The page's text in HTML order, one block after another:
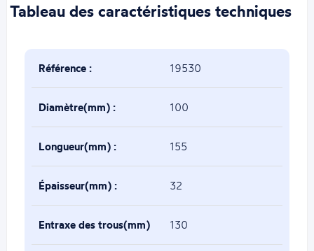
Tableau des caractéristiques techniques
Référence : 19530
Diamètre(mm) : 100
Longueur(mm) : 155
Épaisseur(mm) : 32
Entraxe des trous(mm) 130